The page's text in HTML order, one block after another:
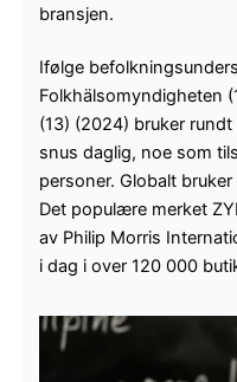
bransjen.
Ifølge
Folkhälsomyndigheten
(13) (2024) bruker
snus daglig, noe som
personer. Globalt
Det populære merket
av Philip Morris
i dag i over 120 000